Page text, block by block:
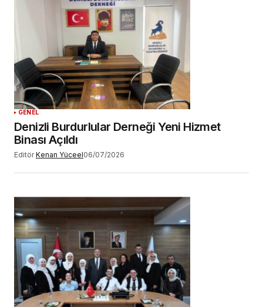
GENEL
Denizli Burdurlular Derneği Yeni Hizmet
Binası Açıldı
Editör Kenan Yüceel06/07/2026